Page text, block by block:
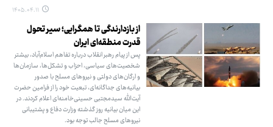
۱۴۰۵.۰۴.۱۱
از بازدارندگی تا همگرایی؛ سیر تحول
قدرت منطقه‌ای ایران
پس از پیام رهبر انقلاب درباره تفاهم اسلام‌آباد، بیشتر
شخصیت‌های سیاسی، احزاب و تشکل‌ها، سازمان‌ها
و ارگان‌های دولتی و نیروهای مسلح با صدور
بیانیه‌های جداگانه‌ای، تبعیت خود را از فرامین حضرت
آیت‌الله سیدمجتبی حسینی‌خامنه‌ای اعلام کردند. در
این میان بیانیه روز گذشته وزارت دفاع و پشتیبانی
نیروهای مسلح جالب توجه بود.